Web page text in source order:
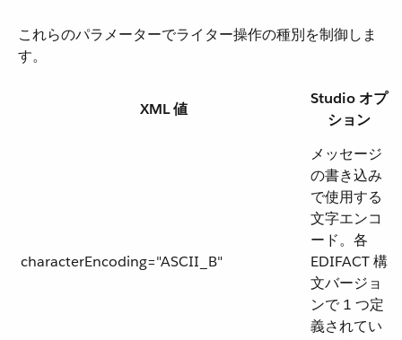
これらのパラメーターでライター操作の種別を制御しま
す。
XML 値
Studio オプ
ション
characterEncoding="​ASCII_B​"
メッセージ
の書き込み
で使用する
文字エンコ
ード。各
EDIFACT 構
文バージョ
ンで 1 つ定
義されてい